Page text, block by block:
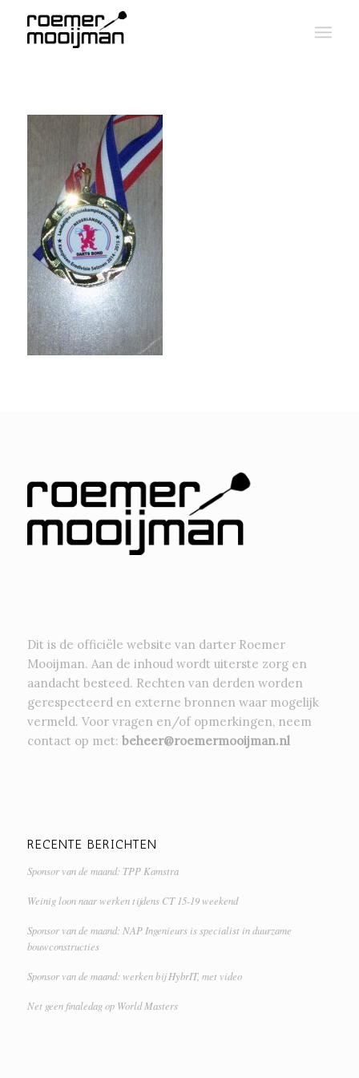
Dit is de officiële website van darter Roemer
Mooijman. Aan de inhoud wordt uiterste zorg en
aandacht besteed. Rechten van derden worden
gerespecteerd en externe bronnen waar mogelijk
vermeld. Voor vragen en/of opmerkingen, neem
contact op met: beheer@roemermooijman.nl
RECENTE BERICHTEN
Sponsor van de maand: TPP Kamstra
Weinig loon naar werken tijdens CT 15-19 weekend
Sponsor van de maand: NAP Ingenieurs is specialist in duurzame
bouwconstructies
Sponsor van de maand: werken bij HybrIT, met video
Net geen finaledag op World Masters